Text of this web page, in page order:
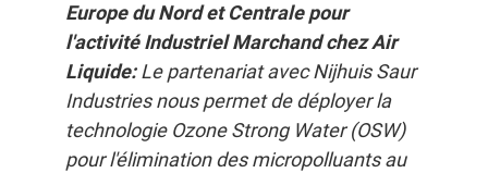
Europe du Nord et Centrale pour
l'activité Industriel Marchand chez Air
Liquide:Le partenariat avec Nijhuis Saur
Industries nous permet de déployer la
technologie Ozone Strong Water (OSW)
pour l'élimination des micropolluants au